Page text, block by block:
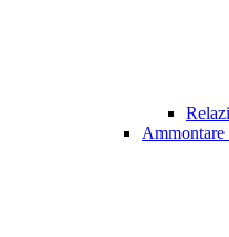
Ammontare